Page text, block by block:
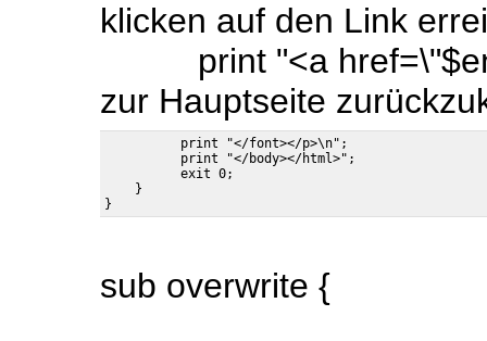
klicken auf den Link
print "<a
zur Hauptseite
print "</font></p>\n";
print "</body></html>";
exit 0;
}
sub overwrite {